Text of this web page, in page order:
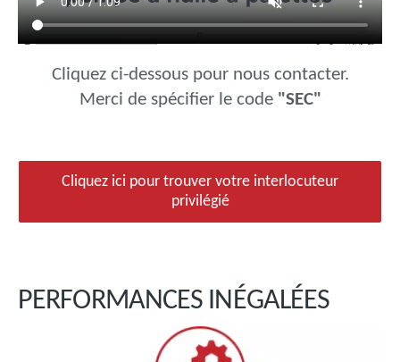
Cliquez ci-dessous pour nous contacter.
Merci de spécifier le code "SEC"
Cliquez ici pour trouver votre interlocuteur
privilégié
PERFORMANCES INÉGALÉES